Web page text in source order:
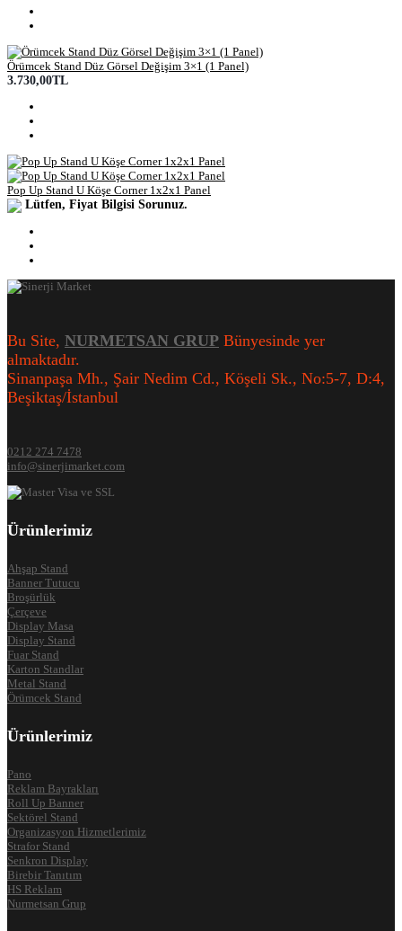
Örümcek Stand Düz Görsel Değişim 3×1 (1 Panel)
3.730,00TL
Pop Up Stand U Köşe Corner 1x2x1 Panel
Lütfen, Fiyat Bilgisi Sorunuz.
Bu Site, NURMETSAN GRUP Bünyesinde yer
almaktadır.
Sinanpaşa Mh., Şair Nedim Cd., Köşeli Sk., No:5-7, D:4,
Beşiktaş/İstanbul
0212 274 7478
info@sinerjimarket.com
Ürünlerimiz
Ahşap Stand
Banner Tutucu
Broşürlük
Çerçeve
Display Masa
Display Stand
Fuar Stand
Karton Standlar
Metal Stand
Örümcek Stand
Ürünlerimiz
Pano
Reklam Bayrakları
Roll Up Banner
Sektörel Stand
Organizasyon Hizmetlerimiz
Strafor Stand
Senkron Display
Birebir Tanıtım
HS Reklam
Nurmetsan Grup